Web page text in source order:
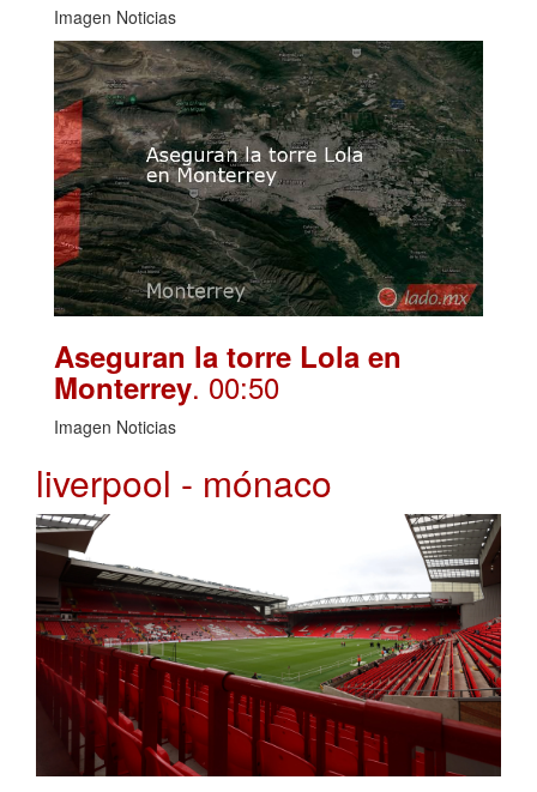
Imagen Noticias
Aseguran la torre Lola en
Monterrey. 00:50
Imagen Noticias
liverpool - mónaco